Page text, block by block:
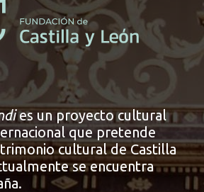
es un proyecto cultural
que pretende
cultural de Castilla
se encuentra